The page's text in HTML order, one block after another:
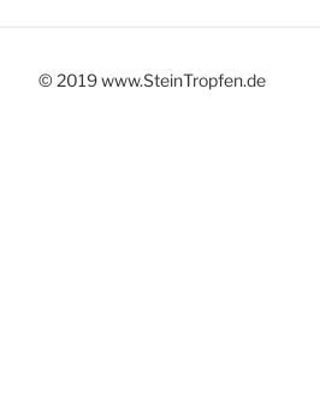
© 2019 www.SteinTropfen.de